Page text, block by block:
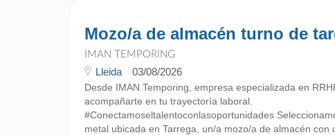
Mozo/a de almacén turno de
IMAN TEMPORING
Lleida 03/08/2026
Desde IMAN Temporing, empresa especializada en
acompañarte en tu trayectoría laboral.
#Conectamoseltalentoconlasoportunidades
metal ubicada en Tarrega, un/a mozo/a de almacén con